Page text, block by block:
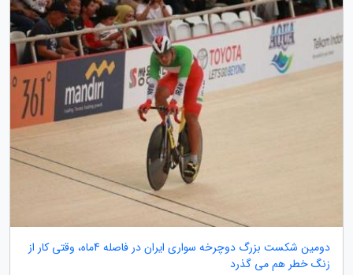
دومین شکست بزرگ دوچرخه سواری ایران در فاصله 4ماه، وقتی کار از
زنگ خطر هم می گذرد